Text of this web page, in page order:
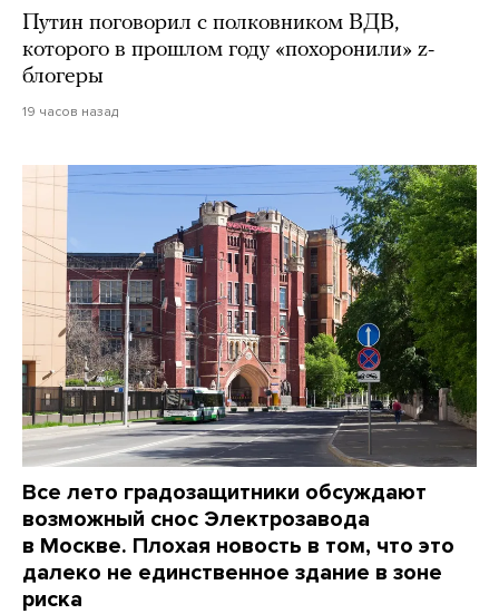
Путин поговорил с полковником ВДВ,
которого в прошлом году «похоронили» z-
блогеры
19 часов назад
Все лето градозащитники обсуждают
возможный снос Электрозавода
в Москве. Плохая новость в том, что это
далеко не единственное здание в зоне
риска